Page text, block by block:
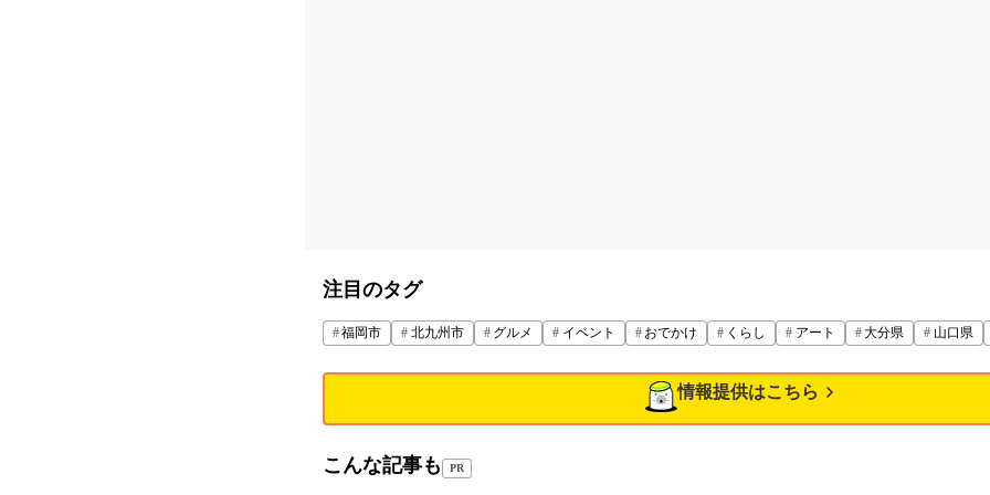
注目のタグ
福岡市 北九州市 グルメ イベント おでかけ くらし アート 大分県 山口県
情報提供はこちら
こんな記事も PR